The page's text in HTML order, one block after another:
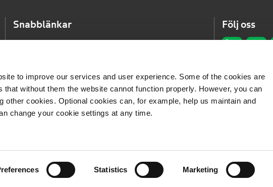
to improve our services and user experience. Some of the cookies are
that without them the website cannot function properly. However, you can
other cookies. Optional cookies can, for example, help us maintain and
change your cookie settings at any time.
Statistics Marketing
Snabblänkar
VR Logistik
VR FleetCare
Visselblåsartjänst
Följ oss